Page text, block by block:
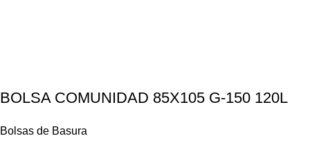
BOLSA COMUNIDAD 85X105 G-150 120L
Bolsas de Basura